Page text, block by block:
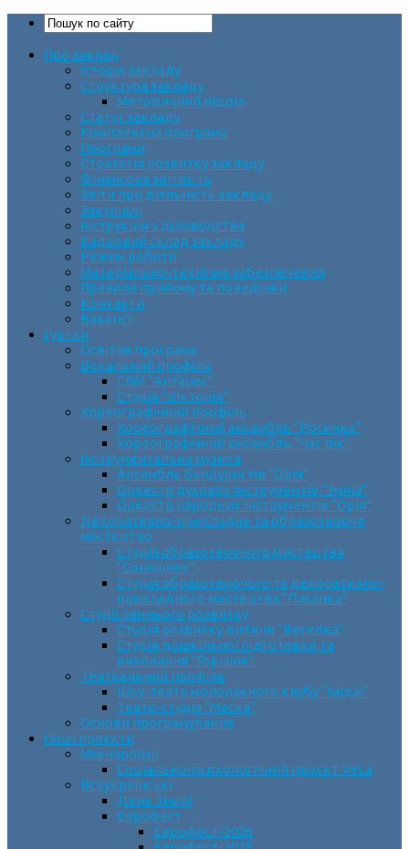
Про заклад
Історія закладу
Структура закладу
Методичний відділ
Статут закладу
Комплексна програма
Програми
Стратегія розвитку закладу
Фінансова звітність
Звіти про діяльність закладу
Закупівлі
Інструкція з діловодства
Кадровий склад закладу
Режим роботи
Матеріально-технічне забезпечення
Правила прийому та поведінки
Контакти
Вакансії
Гуртки
Освітня програма
Вокальний профіль
СВМ “Антарес”
Студія “Вікторія”
Хореографічний профіль
Хореографічний ансамбль “Росинка”
Хореографічний ансамбль “Час пік”
Інструментальна музика
Ансамбль бандуристів “Орія”
Оркестр духових інструментів “Зміна”
Оркестр народних інструментів “Орія”
Декоративно-прикладне та образотворче
мистецтво
Cтудія образотворчого мистецтва
“Соняшник”
Студія образотворчого та декоративно-
прикладного мистецтва “Писанка”
Студії раннього розвитку
Студія розвитку дитини “Веселка”
Студія дошкільної підготовки та
виховання “Горішок”
Театральний профіль
Шоу-театр молодіжного клубу “Імідж”
Театр-студія “Маска”
Основи програмування
Наші проєкти
Міжнародні
Соціально-психологічний проєкт VeLa
Всеукраїнські
День Землі
Єврофест
Єврофест-2026